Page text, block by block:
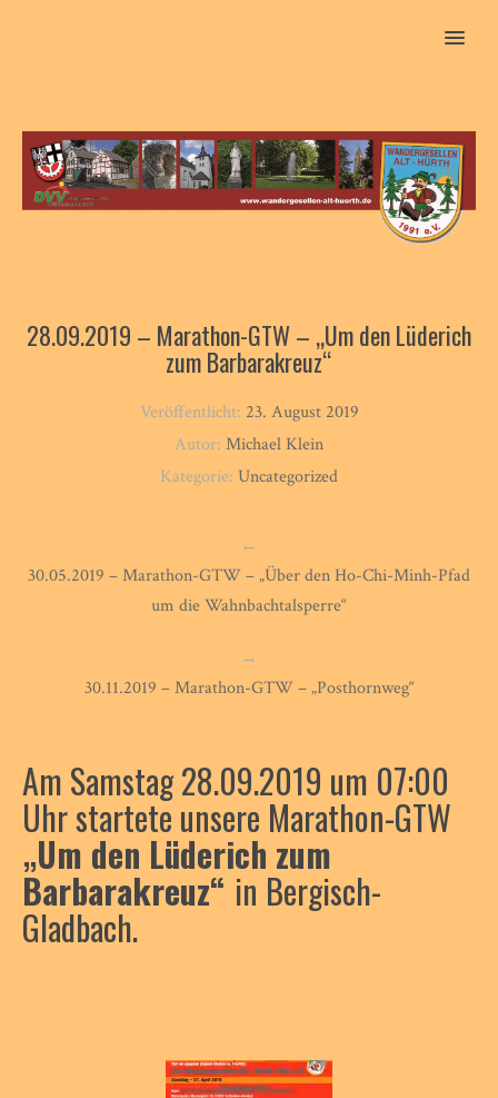
MENU
Am Samstag 28.09.2019 um 07:00
Uhr startete unsere Marathon-GTW
„Um den Lüderich zum
Barbarakreuz“ in Bergisch-
Gladbach.
28.09.2019 – Marathon-GTW – „Um den Lüderich
zum Barbarakreuz“
Veröffentlicht: 23. August 2019
Autor: Michael Klein
Kategorie: Uncategorized
←
30.05.2019 – Marathon-GTW – „Über den Ho-Chi-Minh-Pfad
um die Wahnbachtalsperre“
→
30.11.2019 – Marathon-GTW – „Posthornweg“